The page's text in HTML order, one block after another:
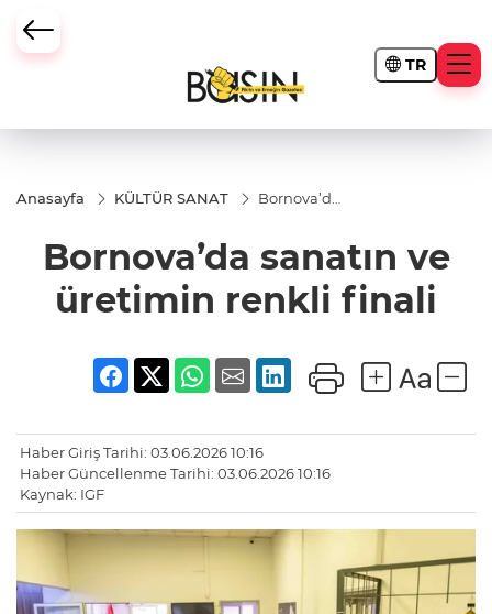
TR
Anasayfa KÜLTÜR SANAT
Bornova’da
renkli finali
Bornova’da sanatın ve
üretimin renkli finali
Haber Giriş Tarihi: 03.06.2026 10:16
Haber Güncellenme Tarihi: 03.06.2026 10:16
Kaynak: IGF